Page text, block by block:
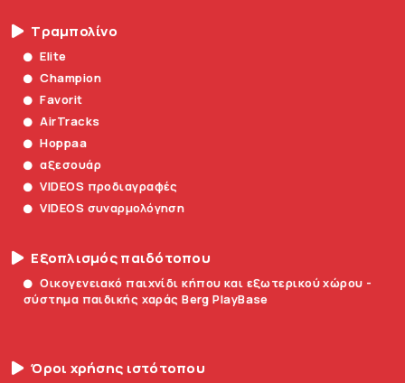
Τραμπολίνο
Elite
Champion
Favorit
AirTracks
Hoppaa
αξεσουάρ
VIDEOS προδιαγραφές
VIDEOS συναρμολόγηση
Εξοπλισμός παιδότοπου
Οικογενειακό παιχνίδι κήπου και εξωτερικού χώρου -
σύστημα παιδικής χαράς Berg PlayBase
Όροι χρήσης ιστότοπου